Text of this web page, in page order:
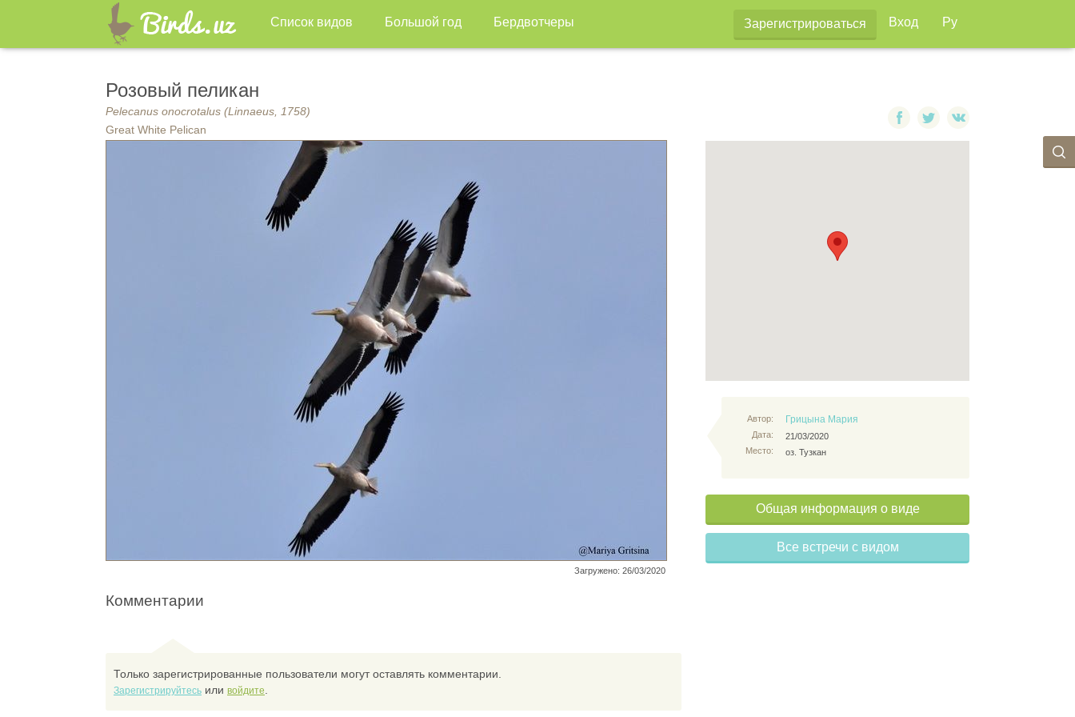
Список видов Большой год Бердвотчеры Зарегистрироваться Вход Ру
Розовый пеликан
Pelecanus onocrotalus (Linnaeus, 1758)
Great White Pelican
Загружено: 26/03/2020
Автор:
Дата:
Место:
Грицына Мария
21/03/2020
оз. Тузкан
Общая информация о виде
Все встречи с видом
Комментарии
Только зарегистрированные пользователи могут оставлять комментарии.
Зарегистрируйтесь или войдите